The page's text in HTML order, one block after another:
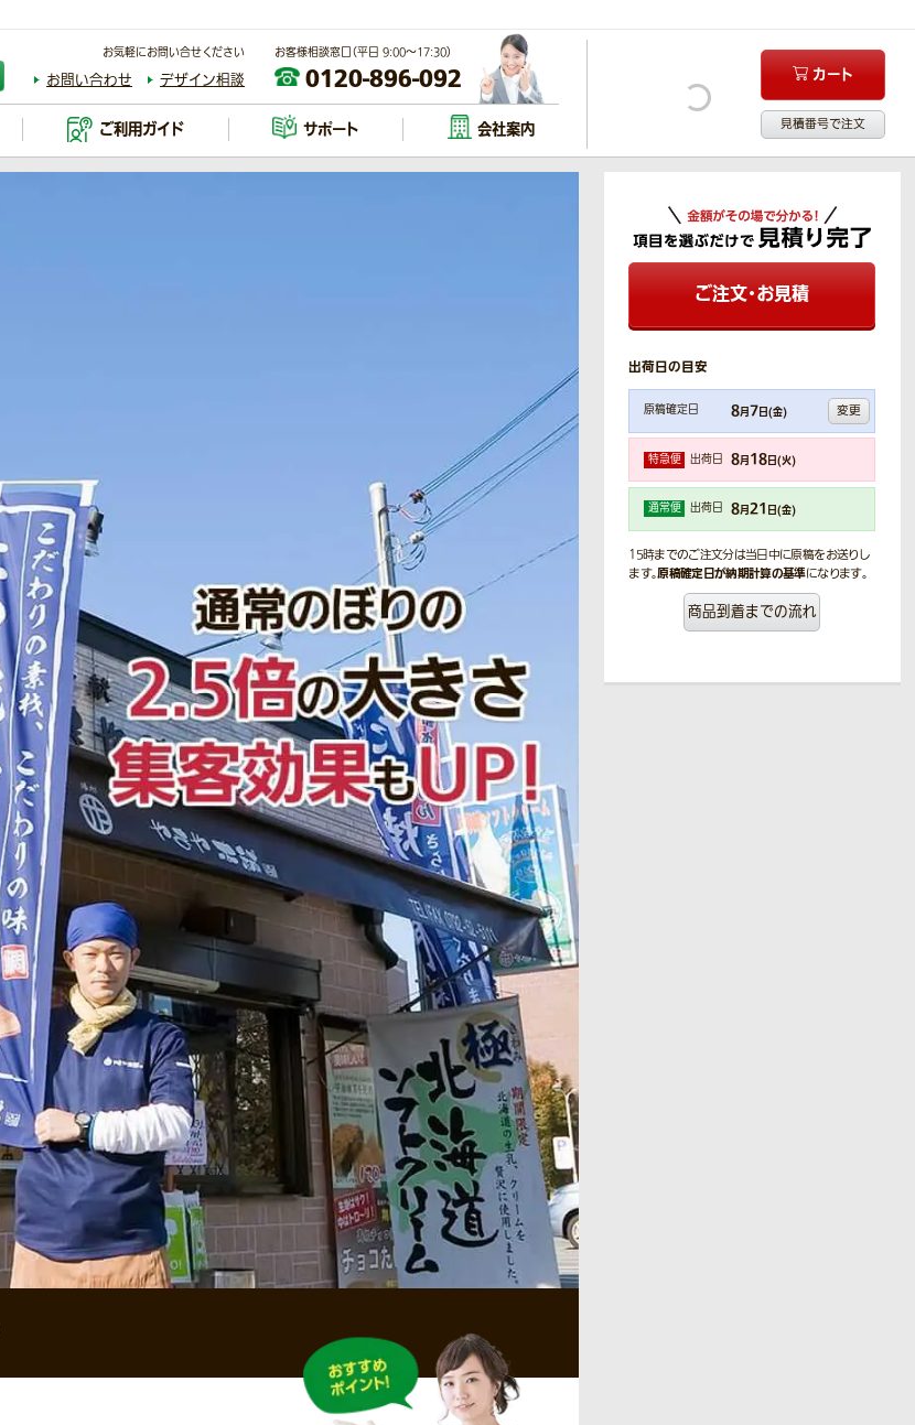
お気軽にお問い合せください
お問い合わせ デザイン相談
お客様相談窓口（平日 9:00～17:30）
0120-896-092 カート
見積番号で注文
ご利用ガイド サポート 会社案内
ご注文・お見積
出荷日の目安
原稿確定日 8月7日(金) 変更
特急便 出荷日 8月18日(火)
通常便 出荷日 8月21 日(金)
15時までのご注文分は当日中に原稿をお送りし
ます。原稿確定日が納期計算の基準になります。
商品到着までの流れ